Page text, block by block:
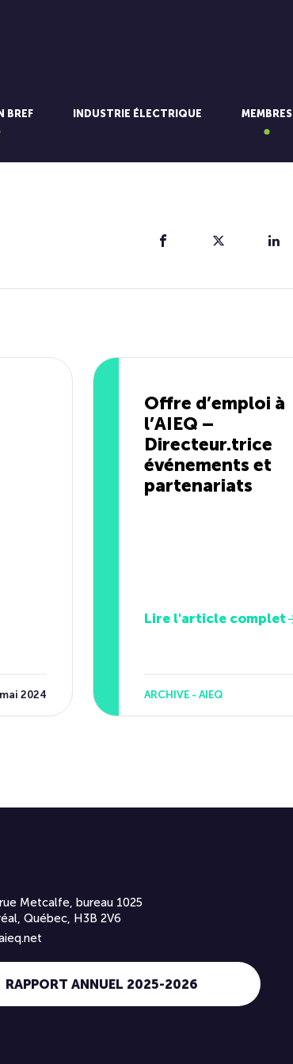
BREF INDUSTRIE ÉLECTRIQUE MEMBRES
2024
Offre d’emploi à
l’AIEQ –
Directeur.trice
événements et
partenariats
Lire l'article complet
ARCHIVE - AIEQ
vimeo
Metcalfe, bureau 1025
Québec, H3B 2V6
RAPPORT ANNUEL 2025-2026